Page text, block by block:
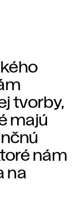
tvorby,
majú
nám
na